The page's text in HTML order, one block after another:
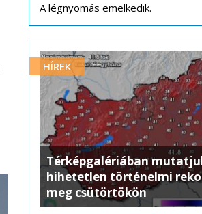
A légnyomás emelkedik.
HÍREK
Térképgalériában
hihetetlen történelmi
meg csütörtökön